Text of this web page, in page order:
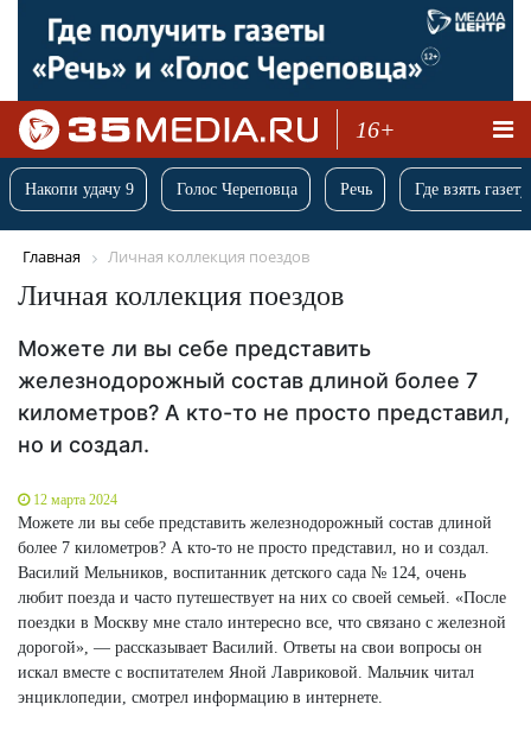
16+
Накопи удачу 9 Голос Череповца Речь Где взять
Главная Личная коллекция поездов
Личная коллекция поездов
Можете ли вы себе представить
железнодорожный состав длиной более 7
километров? А кто-то не просто представил,
но и создал.
12 марта 2024
Можете ли вы себе представить железнодорожный состав длиной
более 7 километров? А кто-то не просто представил, но и создал.
Василий Мельников, воспитанник детского сада № 124, очень
любит поезда и часто путешествует на них со своей семьей. «После
поездки в Москву мне стало интересно все, что связано с железной
дорогой», — рассказывает Василий. Ответы на свои вопросы он
искал вместе с воспитателем Яной Лавриковой. Мальчик читал
энциклопедии, смотрел информацию в интернете.